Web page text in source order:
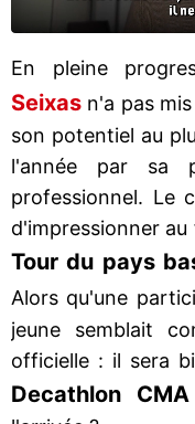
En pleine
Seixas n'a pas
son potentiel au
l'année par sa
professionnel. Le
d'impressionner
Tour du pays
Alors qu'une
jeune semblait
officielle : il sera
Decathlon